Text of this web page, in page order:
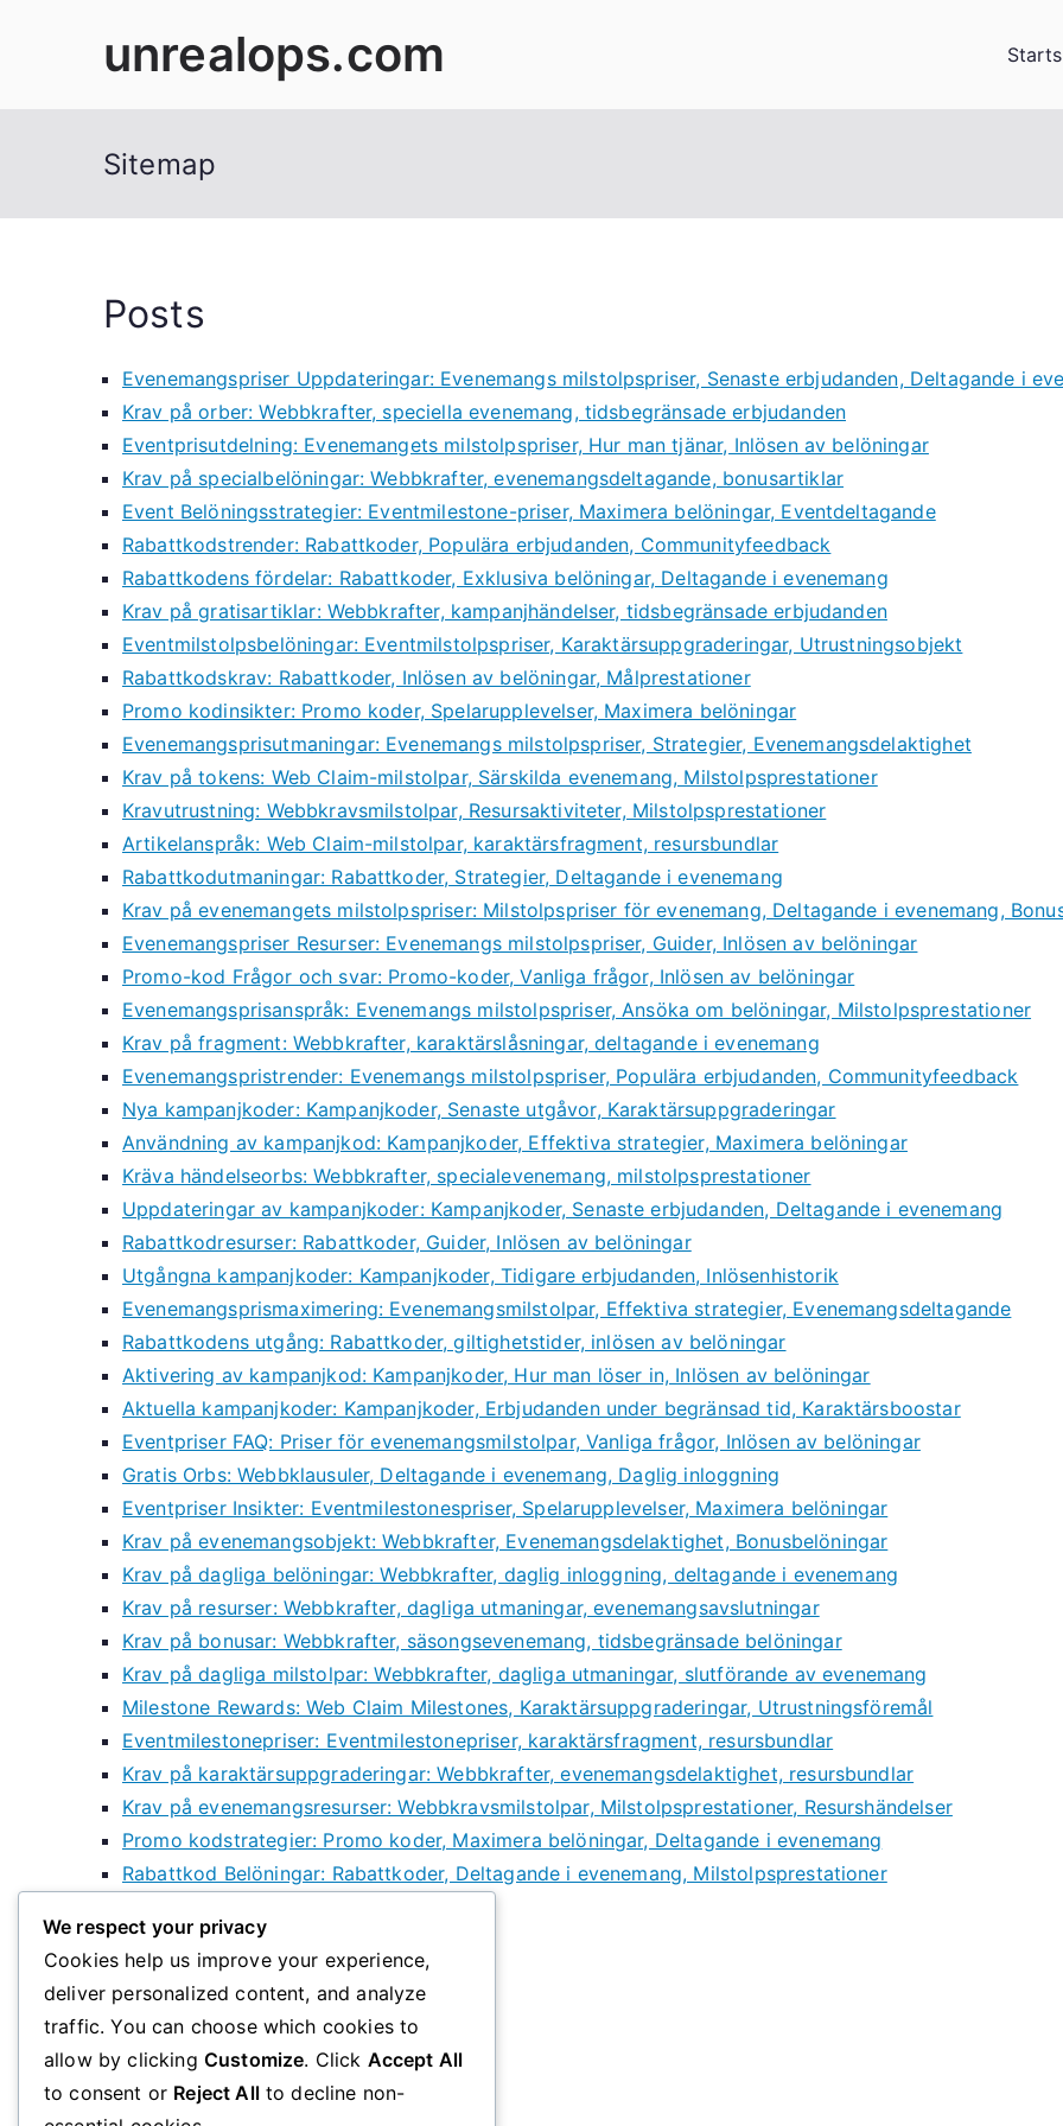
unrealops.com
Sitemap
Posts
Evenemangspriser Uppdateringar: Evenemangs milstolpspriser, Senaste erbjudanden, Deltagande i
Krav på orber: Webbkrafter, speciella evenemang, tidsbegränsade erbjudanden
Eventprisutdelning: Evenemangets milstolpspriser, Hur man tjänar, Inlösen av belöningar
Krav på specialbelöningar: Webbkrafter, evenemangsdeltagande, bonusartiklar
Event Belöningsstrategier: Eventmilestone-priser, Maximera belöningar, Eventdeltagande
Rabattkodstrender: Rabattkoder, Populära erbjudanden, Communityfeedback
Rabattkodens fördelar: Rabattkoder, Exklusiva belöningar, Deltagande i evenemang
Krav på gratisartiklar: Webbkrafter, kampanjhändelser, tidsbegränsade erbjudanden
Eventmilstolpsbelöningar: Eventmilstolpspriser, Karaktärsuppgraderingar, Utrustningsobjekt
Rabattkodskrav: Rabattkoder, Inlösen av belöningar, Målprestationer
Promo kodinsikter: Promo koder, Spelarupplevelser, Maximera belöningar
Evenemangsprisutmaningar: Evenemangs milstolpspriser, Strategier, Evenemangsdelaktighet
Krav på tokens: Web Claim-milstolpar, Särskilda evenemang, Milstolpsprestationer
Kravutrustning: Webbkravsmilstolpar, Resursaktiviteter, Milstolpsprestationer
Artikelanspråk: Web Claim-milstolpar, karaktärsfragment, resursbundlar
Rabattkodutmaningar: Rabattkoder, Strategier, Deltagande i evenemang
Krav på evenemangets milstolpspriser: Milstolpspriser för evenemang, Deltagande i evenemang,
Evenemangspriser Resurser: Evenemangs milstolpspriser, Guider, Inlösen av belöningar
Promo-kod Frågor och svar: Promo-koder, Vanliga frågor, Inlösen av belöningar
Evenemangsprisanspråk: Evenemangs milstolpspriser, Ansöka om belöningar, Milstolpsprestationer
Krav på fragment: Webbkrafter, karaktärslåsningar, deltagande i evenemang
Evenemangspristrender: Evenemangs milstolpspriser, Populära erbjudanden, Communityfeedback
Nya kampanjkoder: Kampanjkoder, Senaste utgåvor, Karaktärsuppgraderingar
Användning av kampanjkod: Kampanjkoder, Effektiva strategier, Maximera belöningar
Kräva händelseorbs: Webbkrafter, specialevenemang, milstolpsprestationer
Uppdateringar av kampanjkoder: Kampanjkoder, Senaste erbjudanden, Deltagande i evenemang
Rabattkodresurser: Rabattkoder, Guider, Inlösen av belöningar
Utgångna kampanjkoder: Kampanjkoder, Tidigare erbjudanden, Inlösenhistorik
Evenemangsprismaximering: Evenemangsmilstolpar, Effektiva strategier, Evenemangsdeltagande
Rabattkodens utgång: Rabattkoder, giltighetstider, inlösen av belöningar
Aktivering av kampanjkod: Kampanjkoder, Hur man löser in, Inlösen av belöningar
Aktuella kampanjkoder: Kampanjkoder, Erbjudanden under begränsad tid, Karaktärsboostar
Eventpriser FAQ: Priser för evenemangsmilstolpar, Vanliga frågor, Inlösen av belöningar
Gratis Orbs: Webbklausuler, Deltagande i evenemang, Daglig inloggning
Eventpriser Insikter: Eventmilestonespriser, Spelarupplevelser, Maximera belöningar
Krav på evenemangsobjekt: Webbkrafter, Evenemangsdelaktighet, Bonusbelöningar
Krav på dagliga belöningar: Webbkrafter, daglig inloggning, deltagande i evenemang
Krav på resurser: Webbkrafter, dagliga utmaningar, evenemangsavslutningar
Krav på bonusar: Webbkrafter, säsongsevenemang, tidsbegränsade belöningar
Krav på dagliga milstolpar: Webbkrafter, dagliga utmaningar, slutförande av evenemang
Milestone Rewards: Web Claim Milestones, Karaktärsuppgraderingar, Utrustningsföremål
Eventmilestonepriser: Eventmilestonepriser, karaktärsfragment, resursbundlar
Krav på karaktärsuppgraderingar: Webbkrafter, evenemangsdelaktighet, resursbundlar
Krav på evenemangsresurser: Webbkravsmilstolpar, Milstolpsprestationer, Resurshändelser
Promo kodstrategier: Promo koder, Maximera belöningar, Deltagande i evenemang
Rabattkod Belöningar: Rabattkoder, Deltagande i evenemang, Milstolpsprestationer
Categories
Event Milestone Priser
Rabattkoder
Webbansökningsmilstenar
We respect your privacy
Cookies help us improve your experience,
deliver personalized content, and analyze
traffic. You can choose which cookies to
allow by clicking Customize. Click Accept All
to consent or Reject Allto decline non-